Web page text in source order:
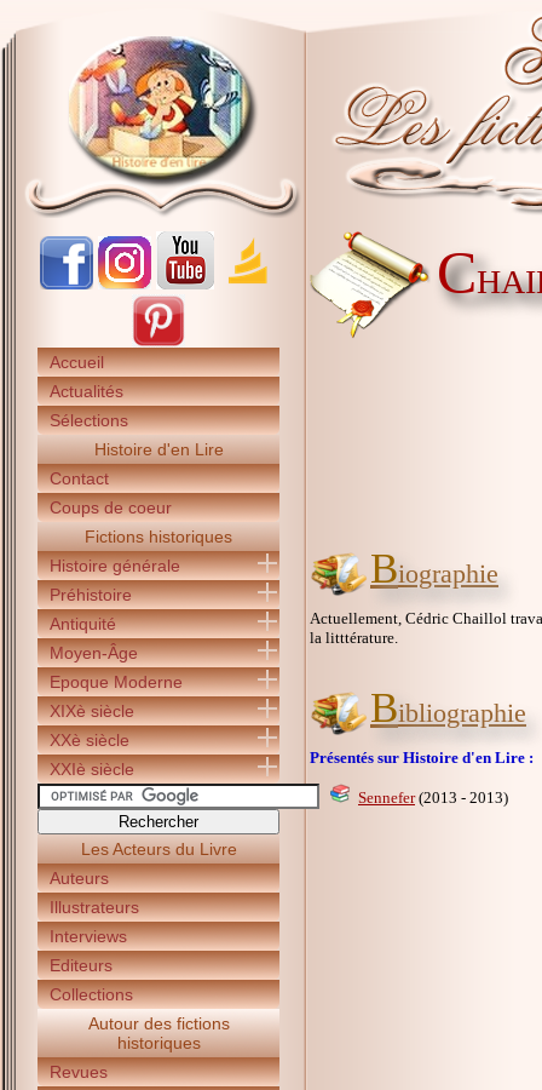
Accueil
Actualités
Sélections
Histoire d'en Lire
Contact
Coups de coeur
Fictions historiques
Histoire générale
Préhistoire
Antiquité
Moyen-Âge
Epoque Moderne
XIXè siècle
XXè siècle
XXIè siècle
Les Acteurs du Livre
Auteurs
Illustrateurs
Interviews
Editeurs
Collections
Autour des fictions
historiques
Revues
C
Biographie
Actuellement, Cédric Chaillol
la litttérature.
Bibliographie
Présentés sur Histoire d'en Lire :
Sennefer(2013 - 2013)